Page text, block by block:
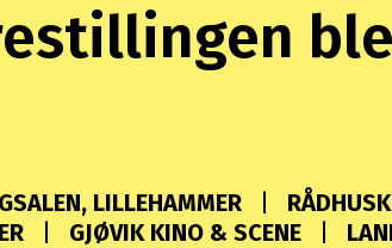
LILLEHAMMER
GJØVIK KINO & SCENE